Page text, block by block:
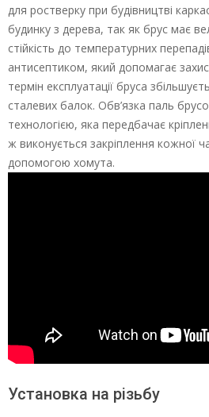
для ростверку при будівництві
будинку з дерева, так як брус має
стійкість до температурних
антисептиком, який допомагає
термін експлуатації бруса
сталевих балок. Обв’язка паль
технологією, яка передбачає
ж виконується закріплення кожної
допомогою хомута.
Установка на різьбу